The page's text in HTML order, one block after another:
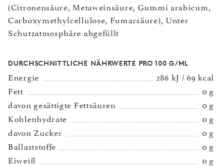
(Citronensäure, Metaweinsäure, Gummi arabicum,
Carboxymethylcellulose, Fumarsäure), Unter
Schutzatmosphäre abgefüllt
DURCHSCHNITTLICHE NÄHRWERTE PRO 100 G/ML
Energie
286 kJ / 69 kcal
Fett
0 g
davon gesättigte Fettsäuren
0 g
Kohlenhydrate
0 g
davon Zucker
0 g
Ballaststoffe
0 g
Eiweiß
0 g